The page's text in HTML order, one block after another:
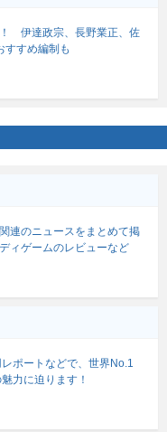
伊達政宗、長野業正、佐
すすめ編制も
連のニュースをまとめて掲
ィゲームのレビューなど
ポートなどで、世界No.1
力に迫ります！